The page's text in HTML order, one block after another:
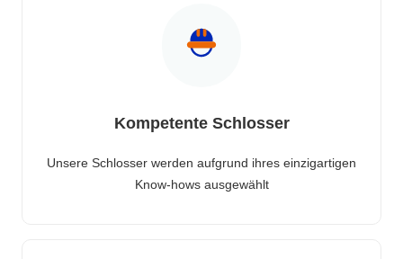
Kompetente Schlosser
Unsere Schlosser werden aufgrund ihres einzigartigen
Know-hows ausgewählt